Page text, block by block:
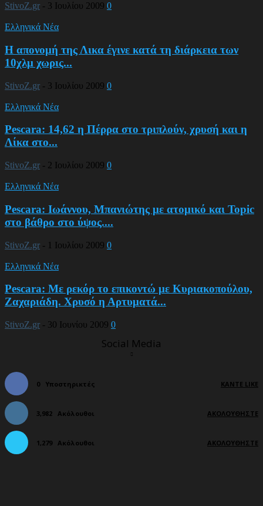
StivoZ.gr - 3 Ιουλίου 2009 0
Ελληνικά Νέα
Η απονομή της Λικα έγινε κατά τη διάρκεια των
10χλμ χωρις...
StivoZ.gr - 3 Ιουλίου 2009 0
Ελληνικά Νέα
Pescara: 14,62 η Πέρρα στο τριπλούν, χρυσή και η
Λίκα στο...
StivoZ.gr - 2 Ιουλίου 2009 0
Ελληνικά Νέα
Pescara: Ιωάννου, Μπανιώτης με ατομικό και Topic
στο βάθρο στο ύψος....
StivoZ.gr - 1 Ιουλίου 2009 0
Ελληνικά Νέα
Pescara: Με ρεκόρ το επικοντώ με Κυριακοπούλου,
Ζαχαριάδη. Χρυσό η Αρτυματά...
StivoZ.gr - 30 Ιουνίου 2009 0
Social Media
0 Υποστηρικτές ΚΆΝΤΕ LIKE
3,982 Ακόλουθοι ΑΚΟΛΟΥΘΉΣΤΕ
1,279 Ακόλουθοι ΑΚΟΛΟΥΘΉΣΤΕ